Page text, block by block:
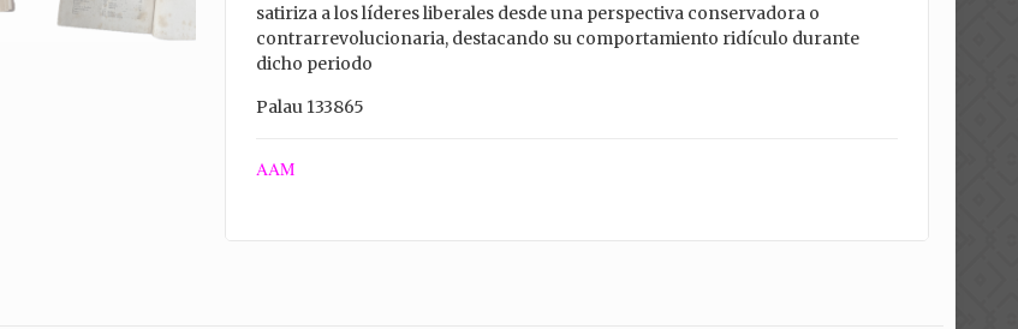
satiriza a los líderes liberales desde una perspectiva conservadora o
contrarrevolucionaria, destacando su comportamiento ridículo durante
dicho periodo
Palau 133865
AAM